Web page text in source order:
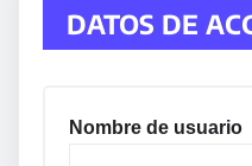
DATOS DE
Nombre de usuario